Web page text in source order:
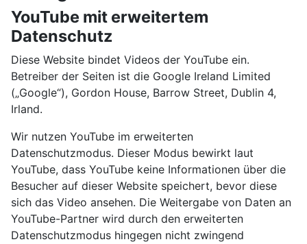
YouTube mit erweitertem
Datenschutz
Diese Website bindet Videos der YouTube ein.
Betreiber der Seiten ist die Google Ireland Limited
(„Google“), Gordon House, Barrow Street, Dublin 4,
Irland.
Wir nutzen YouTube im erweiterten
Datenschutzmodus. Dieser Modus bewirkt laut
YouTube, dass YouTube keine Informationen über die
Besucher auf dieser Website speichert, bevor diese
sich das Video ansehen. Die Weitergabe von Daten an
YouTube-Partner wird durch den erweiterten
Datenschutzmodus hingegen nicht zwingend